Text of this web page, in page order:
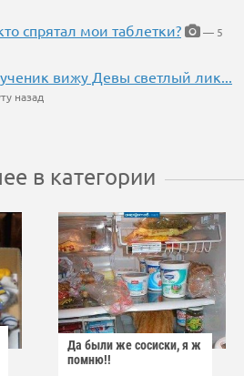
спрятал мои таблетки?
— 5
вижу Девы светлый лик...
назад
в категории
Да были же сосиски, я ж
помню!!